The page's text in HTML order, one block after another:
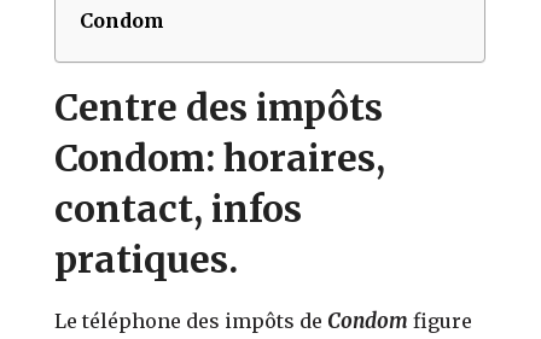
Condom
Centre des impôts
Condom: horaires,
contact, infos
pratiques.
Le téléphone des impôts de Condomfigure